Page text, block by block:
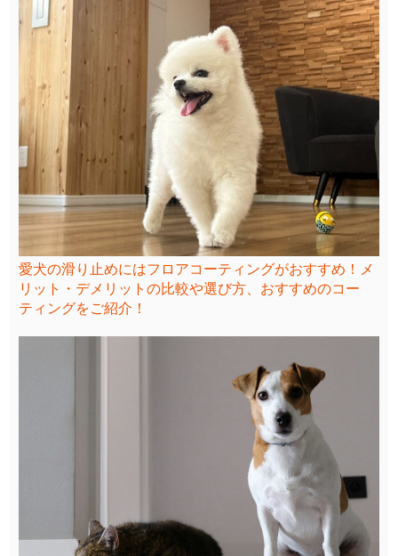
愛犬の滑り止めにはフロアコーティングがおすすめ！メ
リット・デメリットの比較や選び方、おすすめのコー
ティングをご紹介！